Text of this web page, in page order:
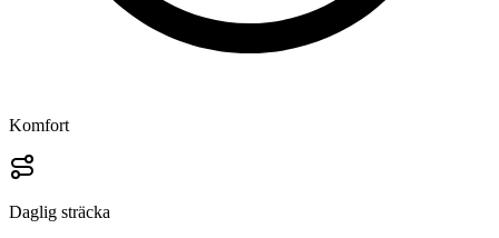
Komfort
Daglig sträcka